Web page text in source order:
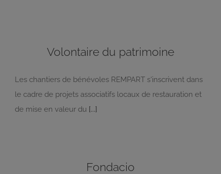
Volontaire du patrimoine
Les chantiers de bénévoles REMPART s'inscrivent dans
le cadre de projets associatifs locaux de restauration et
de mise en valeur du [...]
Fondacio